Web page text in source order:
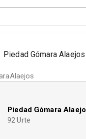
Piedad Gómara Alaejos
Piedad Gómara
92 Urte